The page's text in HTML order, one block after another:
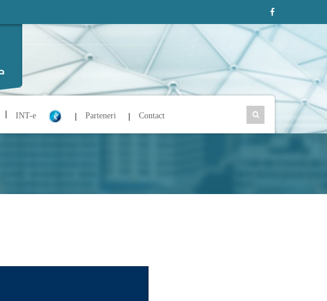
INT-e Parteneri Contact